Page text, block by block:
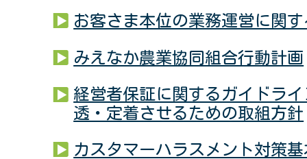
お客さま本位の業務運営に関
みえなか農業協同組合行動計画
経営者保証に関するガイドラ
透・定着させるための取組方針
カスタマーハラスメント対策